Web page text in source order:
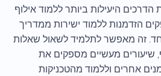
היעילות ביותר ללמוד אילוף
הזדמנות ללמוד ישירות ממדריך
זה מאפשר לתלמיד לשאול שאלות
שיעורים מעשיים מספקים את
אחרים וללמוד מהטכניקות